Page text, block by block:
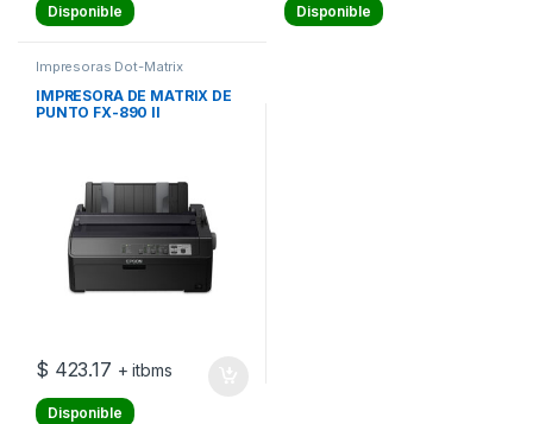
Disponible Disponible
Impresoras Dot-Matrix
IMPRESORA DE MATRIX DE
PUNTO FX-890 II
$ 423.17 + itbms
Disponible